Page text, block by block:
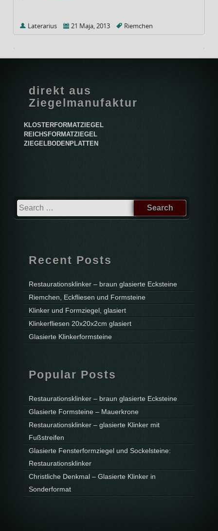
Laterarius 21 Maja, 2013 Riemchen
direkt aus
Ziegelmanufaktur
KLOSTERFORMATZIEGEL
REICHSFORMATZIEGEL
ZIEGELBODENPLATTEN
Recent Posts
Restaurationsklinker – braun glasierte Ecksteine
Riemchen, Eckfliesen und Formsteine
Klinker und Formziegel, glasiert
Klinkerfliesen 20x20x2cm glasiert
Glasierte Klinkerformsteine
Popular Posts
Restaurationsklinker – braun glasierte Ecksteine
Glasierte Formsteine – Mauerkrone
Restaurationsklinker – glasierte Klinker mit
Fußstreifen
Glasierte Fensterformziegel und Sockelsteine:
Restaurationsklinker
Christliche Denkmal – Glasierte Klinker in
Sonderformat